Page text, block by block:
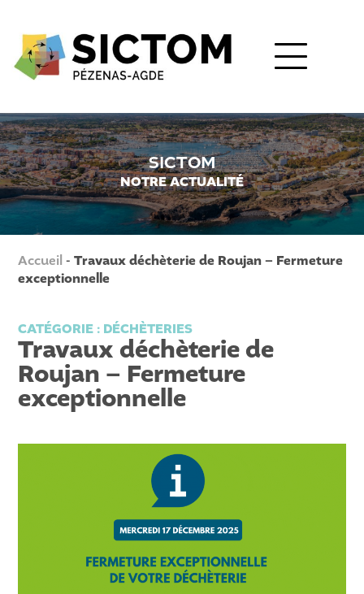
SICTOM
NOTRE ACTUALITÉ
Accueil -Travaux déchèterie de Roujan – Fermeture
exceptionnelle
CATÉGORIE : DÉCHÈTERIES
Travaux déchèterie de
Roujan – Fermeture
exceptionnelle